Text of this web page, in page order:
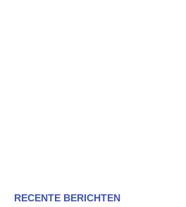
RECENTE BERICHTEN